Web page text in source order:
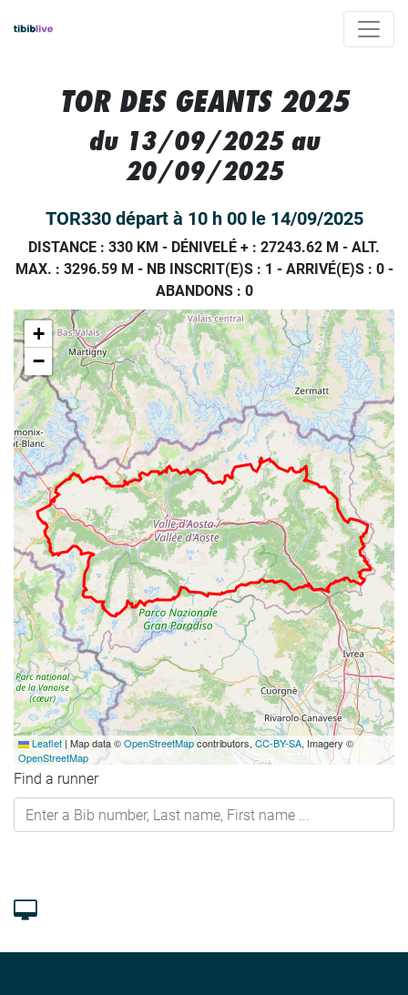
TOR DES GEANTS 2025
du 13/09/2025 au
20/09/2025
TOR330 départ à 10 h 00 le 14/09/2025
DISTANCE : 330 KM - DÉNIVELÉ + : 27243.62 M - ALT.
MAX. : 3296.59 M - NB INSCRIT(E)S : 1 - ARRIVÉ(E)S : 0-
ABANDONS : 0
+
−
Leaflet | Map data ©OpenStreetMapcontributors, CC-BY-SA, Imagery ©
OpenStreetMap
Find a runner